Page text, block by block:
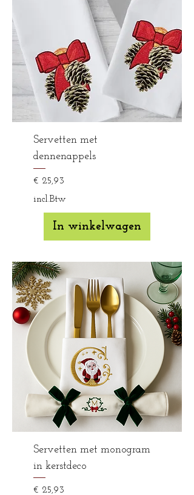
Servetten met
dennenappels
Prijs
€ 25,93
incl.Btw
In winkelwagen
Servetten met monogram
in kerstdeco
Prijs
€ 25,93